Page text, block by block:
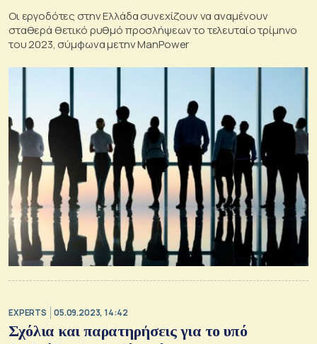
Οι εργοδότες στην Ελλάδα συνεχίζουν να αναμένουν
σταθερά θετικό ρυθμό προσλήψεων το τελευταίο τρίμηνο
του 2023, σύμφωνα μετην ManPower
EXPERTS 05.09.2023, 14:42
Σχόλια και παρατηρήσεις για το υπό